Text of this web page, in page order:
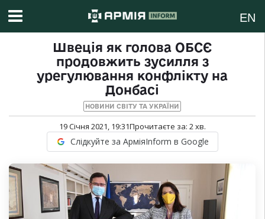
EN
Швеція як голова ОБСЄ
продовжить зусилля з
урегулювання конфлікту на
Донбасі
НОВИНИ СВІТУ ТА УКРАЇНИ
19 Січня 2021, 19:31Прочитаєте за: 2хв.
Слідкуйте за АрміяInform в Google